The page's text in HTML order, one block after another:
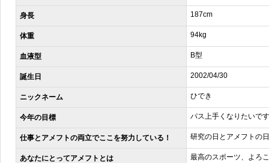
身長 187cm
体重 94kg
血液型 B型
誕生日 2002/04/30
ニックネーム ひでき
今年の目標 パス上手くなりたいです
仕事とアメフトの両立でここを努力している！ 研究の日とアメフトの
あなたにとってアメフトとは 最高のスポーツ、よろ